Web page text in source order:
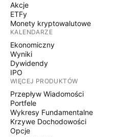
Akcje
ETFy
Monety kryptowalutowe
KALENDARZE
Ekonomiczny
Wyniki
Dywidendy
IPO
WIĘCEJ PRODUKTÓW
Przepływ Wiadomości
Portfele
Wykresy Fundamentalne
Krzywe Dochodowości
Opcje